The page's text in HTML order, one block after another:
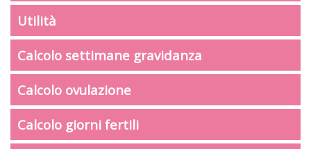
Utilità
Calcolo settimane gravidanza
Calcolo ovulazione
Calcolo giorni fertili